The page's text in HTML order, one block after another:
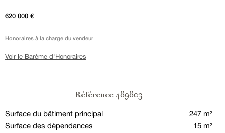
620 000 €
Honoraires à la charge du vendeur
Voir le Barème d'Honoraires
Référence 489803
Surface du bâtiment principal
247 m²
Surface des dépendances
15 m²